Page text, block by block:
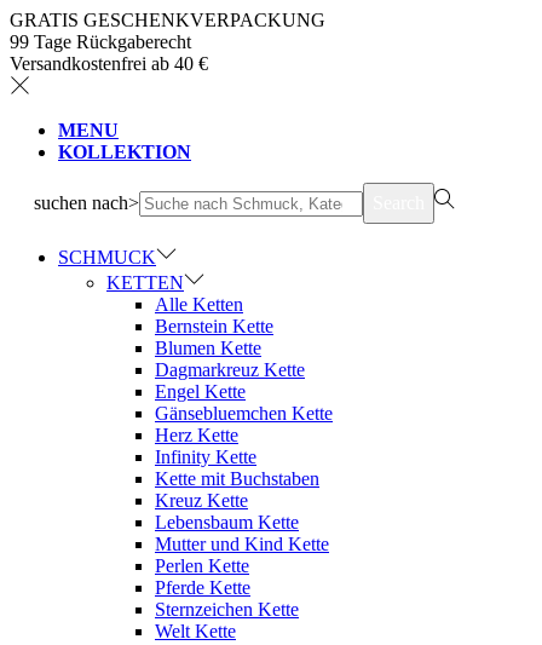
GRATIS GESCHENKVERPACKUNG
99 Tage Rückgaberecht
Versandkostenfrei ab 40 €
MENU
KOLLEKTION
suchen nach>
SCHMUCK
KETTEN
Alle Ketten
Bernstein Kette
Blumen Kette
Dagmarkreuz Kette
Engel Kette
Gänsebluemchen Kette
Herz Kette
Infinity Kette
Kette mit Buchstaben
Kreuz Kette
Lebensbaum Kette
Mutter und Kind Kette
Perlen Kette
Pferde Kette
Sternzeichen Kette
Welt Kette